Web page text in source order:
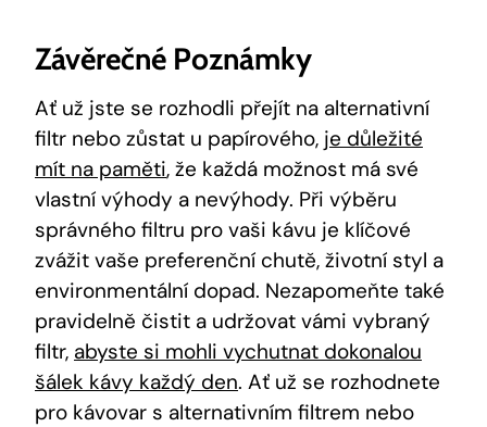
Závěrečné Poznámky
Ať už jste se rozhodli přejít na alternativní
filtr nebo zůstat u papírového, je důležité
mít na paměti, že každá možnost má své
vlastní výhody a nevýhody. Při výběru
správného filtru pro vaši kávu je klíčové
zvážit vaše preferenční chutě, životní styl a
environmentální dopad. Nezapomeňte také
pravidelně čistit a udržovat vámi vybraný
filtr, abyste si mohli vychutnat dokonalou
šálek kávy každý den. Ať už se rozhodnete
pro kávovar s alternativním filtrem nebo